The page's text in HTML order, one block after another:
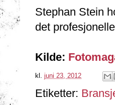
Stephan Stein
det
Kilde:
kl. juni 23, 2012
Etiketter: